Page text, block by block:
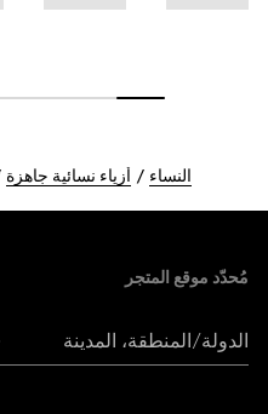
النساء أزياء نسائية جاهزة
مُحدّد موقع المتجر
الدولة/المنطقة، المدينة